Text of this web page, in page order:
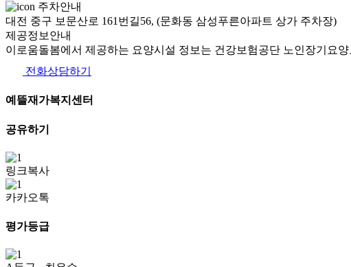
주차안내
대전 중구 보문산로 161번길56, (문화동 삼성푸른아파트 상가 주차장)
제공정보안내
이로움돌봄에서 제공하는 요양시설 정보는 건강보험공단 노인장기요
전화상담하기
예뜰재가복지센터
공유하기
링크복사
카카오톡
평가등급